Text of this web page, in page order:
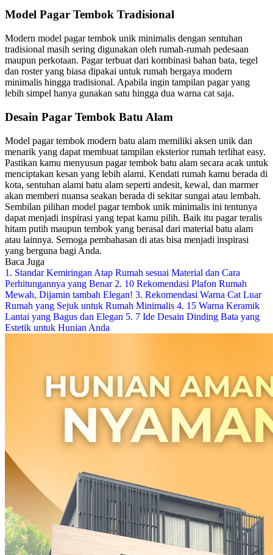
Model Pagar Tembok Tradisional
Modern model pagar tembok unik minimalis dengan sentuhan
tradisional masih sering digunakan oleh rumah-rumah pedesaan
maupun perkotaan. Pagar terbuat dari kombinasi bahan bata, tegel
dan roster yang biasa dipakai untuk rumah bergaya modern
minimalis hingga tradisional. Apabila ingin tampilan pagar yang
lebih simpel hanya gunakan satu hingga dua warna cat saja.
Desain Pagar Tembok Batu Alam
Model pagar tembok modern batu alam memiliki aksen unik dan
menarik yang dapat membuat tampilan eksterior rumah terlihat easy.
Pastikan kamu menyusun pagar tembok batu alam secara acak untuk
menciptakan kesan yang lebih alami. Kendati rumah kamu berada di
kota, sentuhan alami batu alam seperti andesit, kewal, dan marmer
akan memberi nuansa seakan berada di sekitar sungai atau lembah.
Sembilan pilihan model pagar tembok unik minimalis ini tentunya
dapat menjadi inspirasi yang tepat kamu pilih. Baik itu pagar teralis
hitam putih maupun tembok yang berasal dari material batu alam
atau lainnya. Semoga pembahasan di atas bisa menjadi inspirasi
yang berguna bagi Anda.
Baca Juga
1. Standar Kemiringan Atap Rumah sesuai Material dan Cara
Perhitungannya yang Benar 2. 10 Rekomendasi Plafon Rumah
Mewah, Dijamin tambah Elegan! 3. Rekomendasi Warna Cat Luar
Rumah yang Sejuk untuk Rumah Minimalis 4. 15 Warna Keramik
Lantai yang Bagus dan Elegan 5. 7 Ide Desain Dinding Bata yang
Estetik untuk Hunian Anda